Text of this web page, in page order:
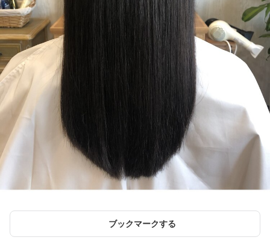
ブックマークする